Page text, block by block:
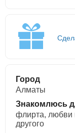
Город
Алматы
Знакомлюсь
флирта, любви
другого